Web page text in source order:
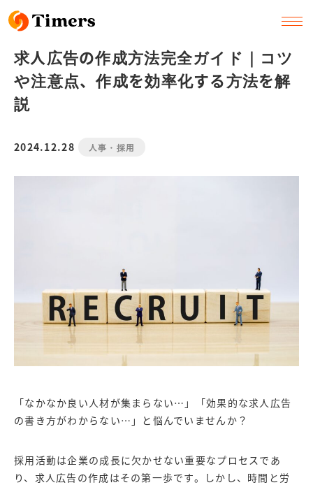
求人広告の作成方法完全ガイド｜コツ
や注意点、作成を効率化する方法を解
説
2024.12.28 人事・採用
「なかなか良い人材が集まらない…」「効果的な求人広告
の書き方がわからない…」と悩んでいませんか？
採用活動は企業の成長に欠かせない重要なプロセスであ
り、求人広告の作成はその第一歩です。しかし、時間と労